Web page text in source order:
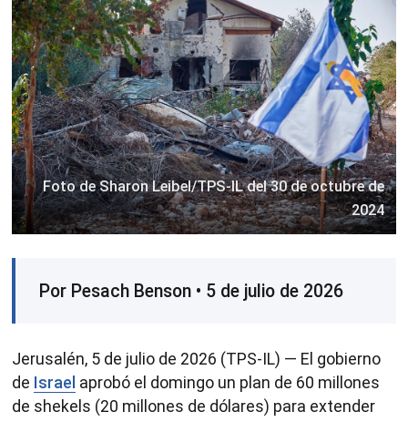
Foto de Sharon Leibel/TPS-IL del 30 de octubre de
2024
Por Pesach Benson • 5 de julio de 2026
Jerusalén, 5 de julio de 2026 (TPS-IL) — El gobierno
de Israel aprobó el domingo un plan de 60 millones
de shekels (20 millones de dólares) para extender